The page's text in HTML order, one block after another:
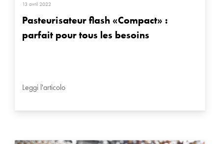
13 avril 2022
Pasteurisateur flash «Compact» :
parfait pour tous les besoins
Leggi l'articolo